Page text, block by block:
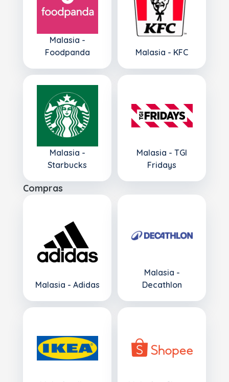
Malasia -
Foodpanda
Malasia - KFC
Malasia -
Starbucks
Malasia - TGI
Fridays
Compras
Malasia - Adidas
Malasia -
Decathlon